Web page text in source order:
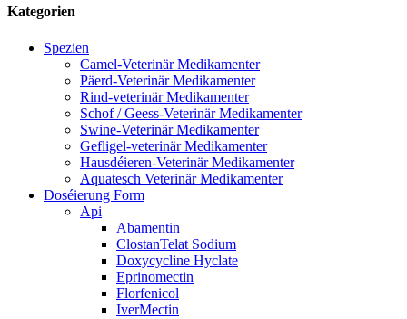
Kategorien
Spezien
Camel-Veterinär Medikamenter
Päerd-Veterinär Medikamenter
Rind-veterinär Medikamenter
Schof / Geess-Veterinär Medikamenter
Swine-Veterinär Medikamenter
Gefligel-veterinär Medikamenter
Hausdéieren-Veterinär Medikamenter
Aquatesch Veterinär Medikamenter
Doséierung Form
Api
Abamentin
ClostanTelat Sodium
Doxycycline Hyclate
Eprinomectin
Florfenicol
IverMectin